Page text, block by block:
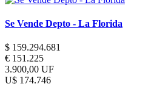
Se Vende Depto - La Florida
$ 159.294.681
€ 151.225
3.900,00 UF
U$ 174.746